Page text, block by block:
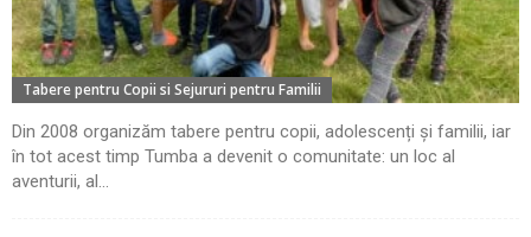
Tabere pentru Copii si Sejururi pentru Familii
Din 2008 organizăm tabere pentru copii, adolescenți și familii, iar
în tot acest timp Tumba a devenit o comunitate: un loc al
aventurii, al...